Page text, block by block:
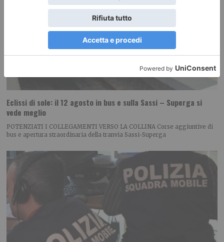
Eclissi di sole: il 12 agosto in bus e sulla Sassi – Superga si
vede meglio
POTENZIATI I COLLEGAMENTI VERSO LA COLLINA Corse aggiuntive di
bus e apertura straordinaria della tranvia Sassi-Superga